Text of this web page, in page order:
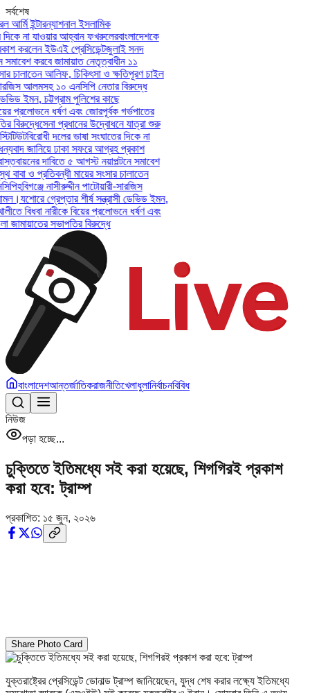
সর্বশেষ
ইন্টারন্যাশনাল ইসলামিক
না যাওয়ার আহ্বান ফখরুলেরবাংলাদেশকে
করলেন ইউএই প্রেসিডেন্টজুলাই সনদ
করবে জামায়াত নেতৃত্বাধীন ১১
চালাতেন আলিফ, চিকিৎসা ও ক্ষতিপূরণ চাইল
আলমসহ ১০ এনসিপি নেতার বিরুদ্ধে
ইমন, চট্টগ্রাম পুলিশের কাছে
প্রলোভনে ধর্ষণ এবং জোরপূর্বক গর্ভপাতের
বিরুদ্ধেসেনা প্রধানের উদ্বোধনে যাত্রা শুরু
বিরোধী দলের ভাষা সংঘাতের দিকে না
জানিয়ে ঢাকা সফরে আগ্রহ প্রকাশ
দাবিতে ৫ আগস্ট নয়াপল্টনে সমাবেশ
ও প্রতিবন্ধী মায়ের সংসার চালাতেন
হবিগঞ্জে নাসীরুদ্দীন পাটোয়ারী-সারজিস
যশোরে গ্রেপ্তার শীর্ষ সন্ত্রাসী ডেভিড ইমন,
বিধবা নারীকে বিয়ের প্রলোভনে ধর্ষণ এবং
সভাপতির বিরুদ্ধে
বাংলাদেশআন্তর্জাতিকরাজনীতিখেলাধুলানির্বাচনবিবিধ
নিউজ
পড়া হচ্ছে...
চুক্তিতে ইতিমধ্যে সই করা হয়েছে, শিগগিরই প্রকাশ
করা হবে: ট্রাম্প
প্রকাশিত: ১৫ জুন, ২০২৬
Share Photo Card
যুক্তরাষ্ট্রের প্রেসিডেন্ট ডোনাল্ড ট্রাম্প জানিয়েছেন, যুদ্ধ শেষ করার লক্ষ্যে ইতিমধ্যে